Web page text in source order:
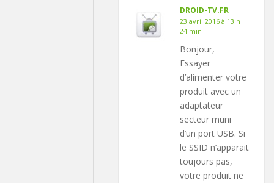
DROID-TV.FR
23 avril 2016 à 13 h
24 min
Bonjour,
Essayer
d’alimenter votre
produit avec un
adaptateur
secteur muni
d’un port USB. Si
le SSID n’apparait
toujours pas,
votre produit ne